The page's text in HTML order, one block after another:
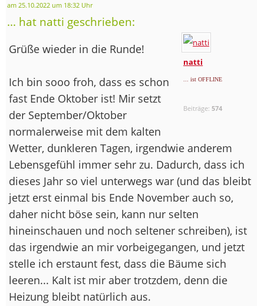
am 25.10.2022 um 18:32 Uhr
... hat natti geschrieben:
natti
... ist OFFLINE
Beiträge:574
Grüße wieder in die Runde!
Ich bin sooo froh, dass es schon
fast Ende Oktober ist! Mir setzt
der September/Oktober
normalerweise mit dem kalten
Wetter, dunkleren Tagen, irgendwie anderem
Lebensgefühl immer sehr zu. Dadurch, dass ich
dieses Jahr so viel unterwegs war (und das bleibt
jetzt erst einmal bis Ende November auch so,
daher nicht böse sein, kann nur selten
hineinschauen und noch seltener schreiben), ist
das irgendwie an mir vorbeigegangen, und jetzt
stelle ich erstaunt fest, dass die Bäume sich
leeren... Kalt ist mir aber trotzdem, denn die
Heizung bleibt natürlich aus.